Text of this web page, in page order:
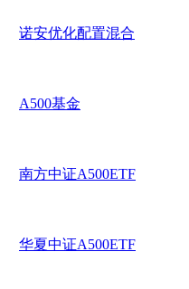
诺安优化配置混合
A500基金
南方中证A500ETF
华夏中证A500ETF